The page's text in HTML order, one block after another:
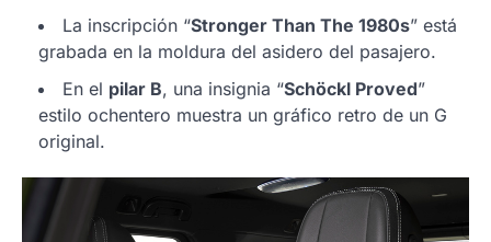
La inscripción “Stronger Than The 1980s” está
grabada en la moldura del asidero del pasajero.
En el pilar B, una insignia “Schöckl Proved”
estilo ochentero muestra un gráfico retro de un G
original.